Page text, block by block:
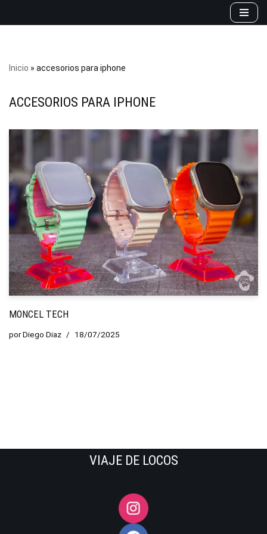
Inicio » accesorios para iphone
ACCESORIOS PARA IPHONE
MONCEL TECH
porDiego Diaz 18/07/2025
VIAJE DE LOCOS